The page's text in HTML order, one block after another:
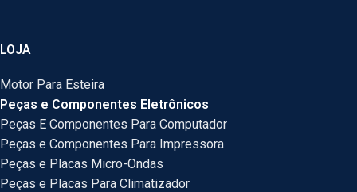
LOJA
Motor Para Esteira
Peças e Componentes Eletrônicos
Peças E Componentes Para Computador
Peças e Componentes Para Impressora
Peças e Placas Micro-Ondas
Peças e Placas Para Climatizador